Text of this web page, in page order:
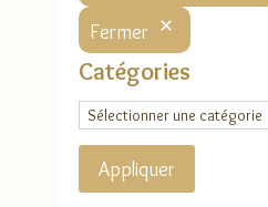
Fermer
Catégories
Sélectionner
une
catégorie
Appliquer